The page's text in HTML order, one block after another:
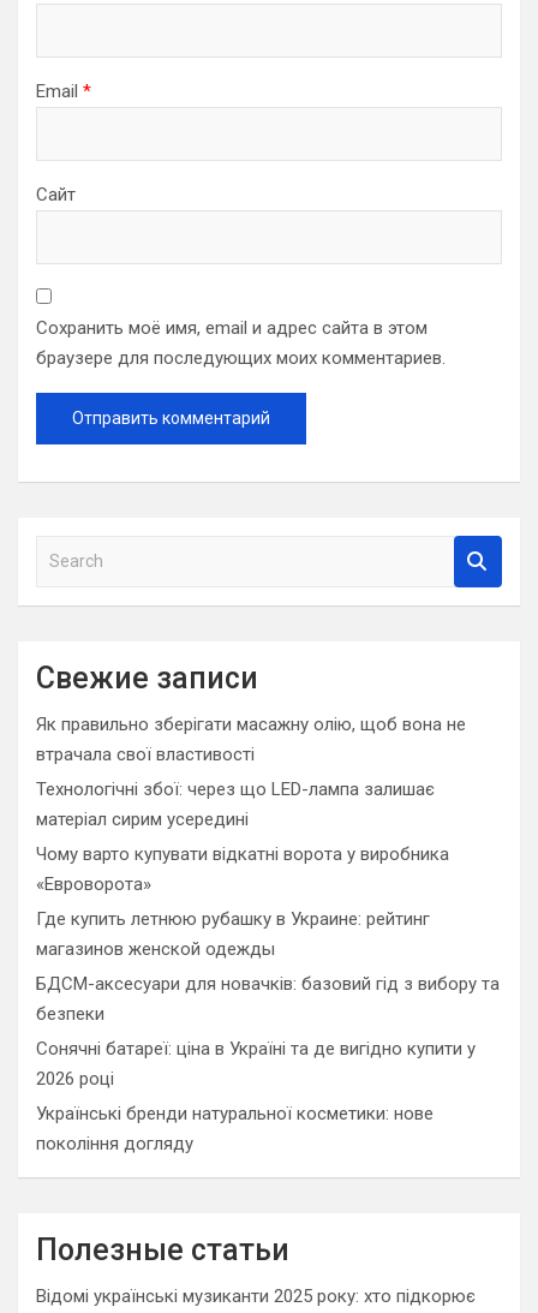
Email *
Сайт
Сохранить моё имя, email и адрес сайта в этом
браузере для последующих моих комментариев.
a
c
Свежие записи
Як правильно зберігати масажну олію, щоб вона не
втрачала свої властивості
Технологічні збої: через що LED-лампа залишає
матеріал сирим усередині
Чому варто купувати відкатні ворота у виробника
«Евроворота»
Где купить летнюю рубашку в Украине: рейтинг
магазинов женской одежды
БДСМ-аксесуари для новачків: базовий гід з вибору та
безпеки
Сонячні батареї: ціна в Україні та де вигідно купити у
2026 році
Українські бренди натуральної косметики: нове
покоління догляду
Полезные статьи
Відомі українські музиканти 2025 року: хто підкорює